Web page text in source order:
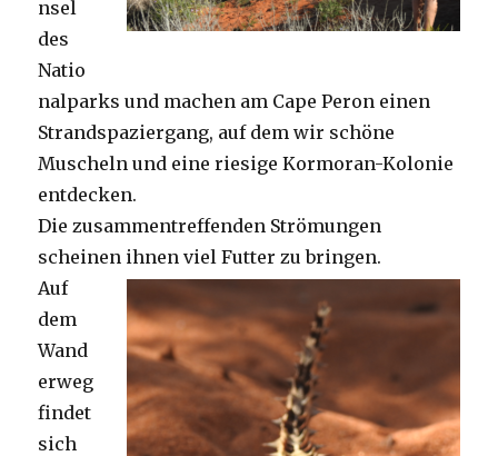
nsel
des
Natio
nalparks und machen am Cape Peron einen
Strandspaziergang, auf dem wir schöne
Muscheln und eine riesige Kormoran-Kolonie
entdecken.
Die zusammentreffenden Strömungen
scheinen ihnen viel Futter zu bringen.
Auf
dem
Wand
erweg
findet
sich